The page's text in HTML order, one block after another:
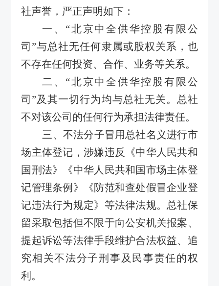
社声誉，严正声明如下：
一、 “北京中全供华控股有限公
司 ”与总社无任何隶属或股权关系，也
不存在任何投资、合作、业务等关系。
二、 “北京中全供华控股有限公
司 ”及其一切行为均与总社无关。总社
不对该公司的任何行为承担法律责任。
三、不法分子冒用总社名义进行市
场主体登记，涉嫌违反《中华人民共和
国刑法》《中华人民共和国市场主体登
记管理条例》《防范和查处假冒企业登
记违法行为规定》等法律法规。总社保
留采取包括但不限于向公安机关报案、
提起诉讼等法律手段维护合法权益、追
究相关不法分子刑事及民事责任的权
利。